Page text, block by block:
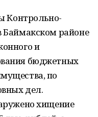
Контрольно-
Баймакском районе
и
бюджетных
по
дел.
хищение